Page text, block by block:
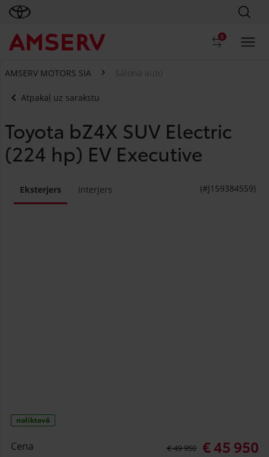
0
AMSERV MOTORS SIA Salona auto
Atpakaļ uz sarakstu
Toyota bZ4X SUV Electric
(224 hp) EV Executive
(#J159384559)
Eksterjers Interjers
noliktavā
Cena € 49 950 € 45 950